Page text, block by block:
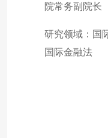
院常务副院长
研究领域：国
国际金融法